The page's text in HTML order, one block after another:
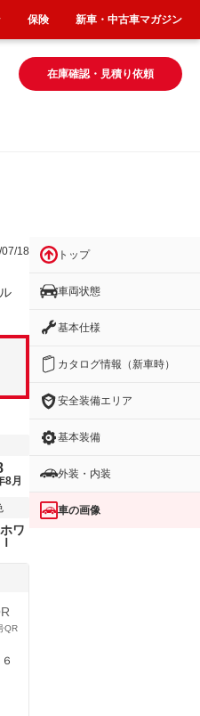
在庫確認・見積り依頼
07/18
ル
8月
ワ
QR
トップ
車両状態
基本仕様
カタログ情報（新車時）
安全装備エリア
基本装備
外装・内装
車の画像
保険 新車・中古車マガジン